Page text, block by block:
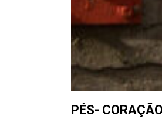
PÉS- CORAÇÃO